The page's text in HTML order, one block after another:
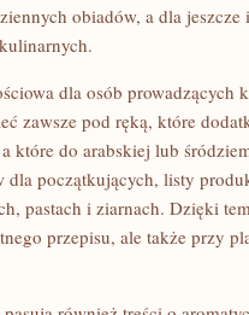
obiadów, a dla
dla osób prowadzących
zawsze pod ręką, które
które do arabskiej lub
dla początkujących, listy
pastach i ziarnach. Dzięki
przepisu, ale także przy